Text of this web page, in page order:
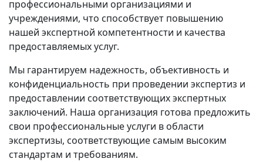
профессиональными организациями и
учреждениями, что способствует повышению
нашей экспертной компетентности и качества
предоставляемых услуг.
Мы гарантируем надежность, объективность и
конфиденциальность при проведении экспертиз и
предоставлении соответствующих экспертных
заключений. Наша организация готова предложить
свои профессиональные услуги в области
экспертизы, соответствующие самым высоким
стандартам и требованиям.